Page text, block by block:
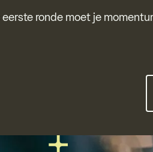
eerste ronde moet je